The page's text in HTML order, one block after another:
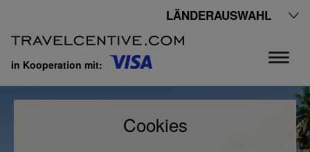
LÄNDERAUSWAHL
in Kooperation mit:
Cookies